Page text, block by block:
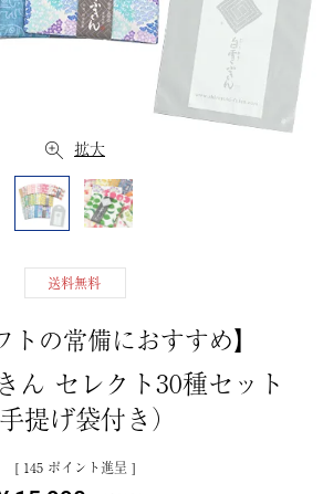
拡大
送料無料
トの常備におすすめ】
ん セレクト30種セット
手提げ袋付き）
[ 145 ポイント進呈 ]